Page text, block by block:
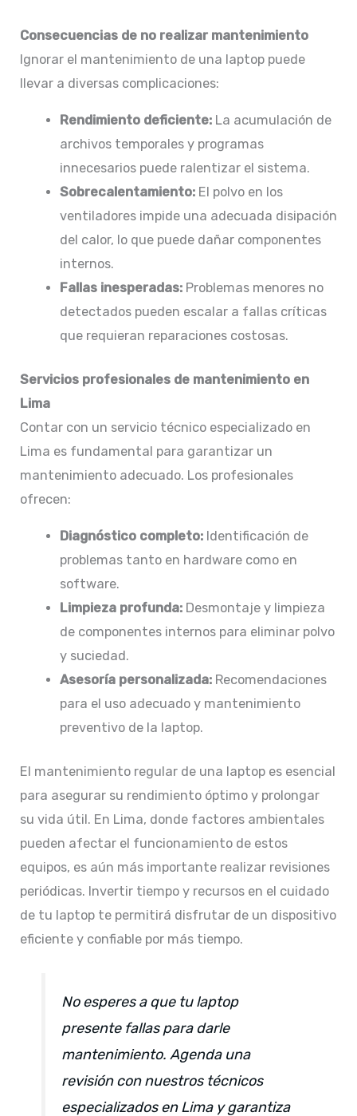
Consecuencias de no realizar mantenimiento
Ignorar el mantenimiento de una laptop puede
llevar a diversas complicaciones:​
Rendimiento deficiente:La acumulación de
archivos temporales y programas
innecesarios puede ralentizar el sistema.​
Sobrecalentamiento:El polvo en los
ventiladores impide una adecuada disipación
del calor, lo que puede dañar componentes
internos.​
Fallas inesperadas:Problemas menores no
detectados pueden escalar a fallas críticas
que requieran reparaciones costosas.​
Servicios profesionales de mantenimiento en
Lima
Contar con un servicio técnico especializado en
Lima es fundamental para garantizar un
mantenimiento adecuado. Los profesionales
ofrecen:
Diagnóstico completo:Identificación de
problemas tanto en hardware como en
software.​
Limpieza profunda:Desmontaje y limpieza
de componentes internos para eliminar polvo
y suciedad.​
Asesoría personalizada:Recomendaciones
para el uso adecuado y mantenimiento
preventivo de la laptop.​
El mantenimiento regular de una laptop es esencial
para asegurar su rendimiento óptimo y prolongar
su vida útil. En Lima, donde factores ambientales
pueden afectar el funcionamiento de estos
equipos, es aún más importante realizar revisiones
periódicas. Invertir tiempo y recursos en el cuidado
de tu laptop te permitirá disfrutar de un dispositivo
eficiente y confiable por más tiempo.​
No esperes a que tu laptop
presente fallas para darle
mantenimiento. Agenda una
revisión con nuestros técnicos
especializados en Lima y garantiza